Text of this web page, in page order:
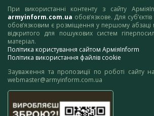
При використанні контенту з сайту
armyinform.com.ua обов’язкове. Для
обов’язковим є розміщення у першому абзаці
відкритого для пошукових систем
матеріал.
Політика користування сайтом АрміяInform
Політика використання файлів cookie
Зауваження та пропозиції по роботі сайту
webmaster@armyinform.com.ua